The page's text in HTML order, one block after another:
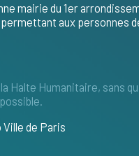
mairie du 1er
aux personnes
Halte Humanitaire, sans
de Paris